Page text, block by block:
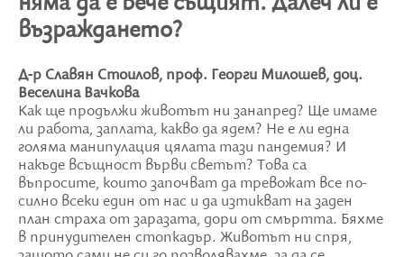
възраждането?
Д-р Славян Стоилов, проф. Георги Милошев, доц.
Веселина Вачкова
Как ще продължи животът ни занапред? Ще имаме
ли работа, заплата, какво да ядем? Не е ли една
голяма манипулация цялата тази пандемия? И
накъде всъщност върви светът? Това са
въпросите, които започват да тревожат все по-
силно всеки един от нас и да изтикват на заден
план страха от заразата, дори от смъртта. Бяхме
в принудителен стопкадър. Животът ни спря,